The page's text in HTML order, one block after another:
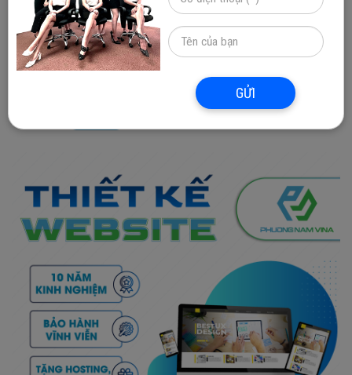
Tên miền là gì? Khái niệm Domain name, Subdomain
Chứng chỉ bảo mật SSL là gì? Cách cài đặt SSL cho
website
GỬI